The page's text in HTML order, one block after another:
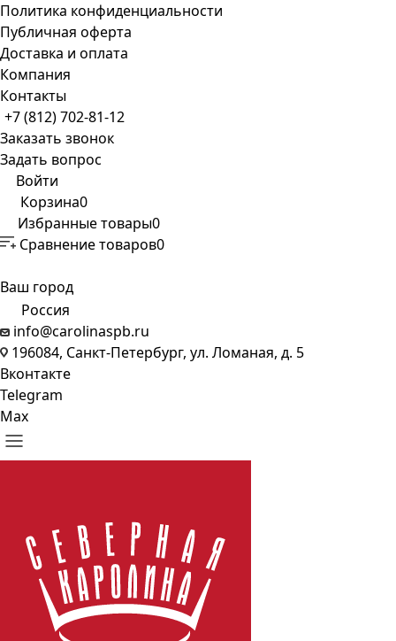
Политика конфиденциальности
Публичная оферта
Доставка и оплата
Компания
Контакты
+7 (812) 702-81-12
Заказать звонок
Задать вопрос
Войти
Корзина0
Избранные товары0
Сравнение товаров0
Ваш город
Россия
info@carolinaspb.ru
196084, Санкт-Петербург, ул. Ломаная, д. 5
Вконтакте
Telegram
Max